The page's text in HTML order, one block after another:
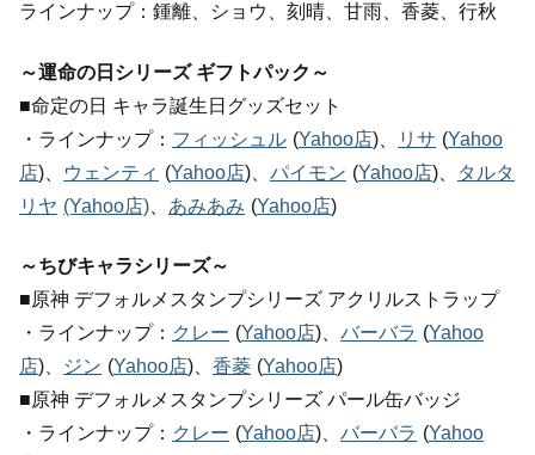
ラインナップ：鍾離、ショウ、刻晴、甘雨、香菱、行秋
～運命の日シリーズ ギフトパック～
■命定の日 キャラ誕生日グッズセット
・ラインナップ： フィッシュル (Yahoo店)、 リサ (Yahoo
店)、 ウェンティ (Yahoo店)、 パイモン (Yahoo店)、
タルタ
リヤ (Yahoo店) あみあみ (Yahoo店)
～ちびキャラシリーズ～
■原神 デフォルメスタンプシリーズ アクリルストラップ
・ラインナップ： クレー (Yahoo店)、 バーバラ (Yahoo
店)、 ジン (Yahoo店)、 香菱 (Yahoo店)
■原神 デフォルメスタンプシリーズ パール缶バッジ
・ラインナップ： クレー (Yahoo店)、 バーバラ (Yahoo